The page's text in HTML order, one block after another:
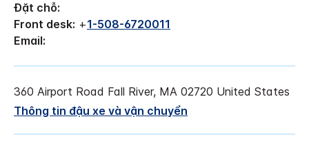
Đặt chỗ:
Front desk: +1-508-6720011
Email:
360 Airport Road Fall River, MA 02720 United States
Thông tin đậu xe và vận chuyển